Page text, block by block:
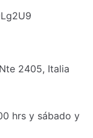
2405, Italia
hrs y sábado y